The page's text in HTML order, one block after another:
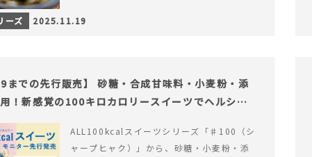
ーズ 2025.11.19
までの先行販売】 砂糖・合成甘味料・小麦粉・添
！新感覚の100キロカロリースイーツでヘルシー
ALL100kcalスイーツシリーズ「♯100（シ
ャープヒャク）」から、砂糖・小麦粉・添